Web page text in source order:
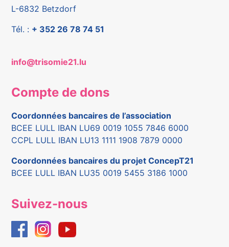
L-6832 Betzdorf
Tél. : + 352 26 78 74 51
info@trisomie21.lu
Compte de dons
Coordonnées bancaires de l’association
BCEE LULL IBAN LU69 0019 1055 7846 6000
CCPL LULL IBAN LU13 1111 1908 7879 0000
Coordonnées bancaires du projet ConcepT21
BCEE LULL IBAN LU35 0019 5455 3186 1000
Suivez-nous